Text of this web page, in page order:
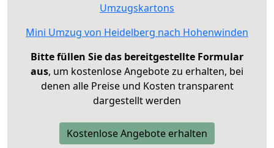
Umzugskartons
Mini Umzug von Heidelberg nach Hohenwinden
Bitte füllen Sie das bereitgestellte Formular
aus, um kostenlose Angebote zu erhalten, bei
denen alle Preise und Kosten transparent
dargestellt werden
Kostenlose Angebote erhalten